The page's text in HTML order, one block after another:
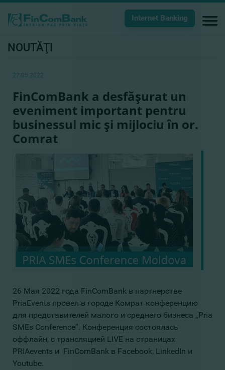
Internet Banking
NOUTĂŢI
27.05.2022
FinComBank a desfăşurat un
eveniment important pentru
businessul mic şi mijlociu în or.
Comrat
26 Мая 2022 года FinComBank в партнерстве
PriaEvents провел в городе Комрат конференцию
для представителей малого и среднего бизнеса „Pria
SMEs Conference”. Конференция состоялась
оффлайн, с трансляцией LIVE на страницах
PRIAevents и FinComBank в Facebook, LinkedIn и
Youtube.